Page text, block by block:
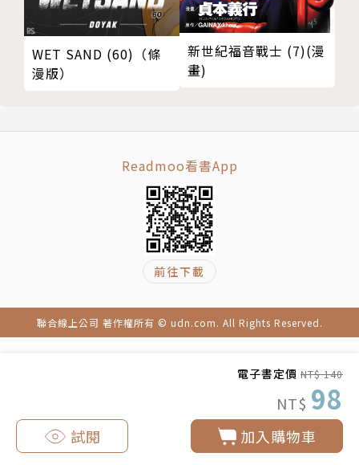
電子書定價 NT$ 140
NT$ 98
加入購物車
試閱
WET SAND (60)（條
漫版）
新世紀福音戰士 (7)(漫
畫)
Readmoo看書App
前往下載
聯合線上公司 著作權所有 © udn.com. All Rights Reserved.